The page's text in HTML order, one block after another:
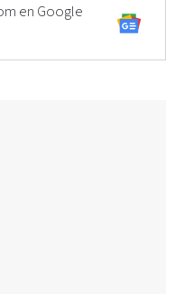
en Google